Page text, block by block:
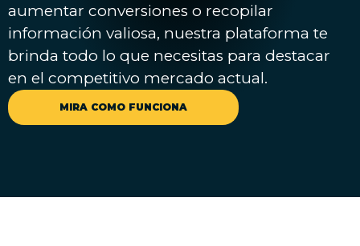
aumentar conversiones o recopilar
información valiosa, nuestra plataforma te
brinda todo lo que necesitas para destacar
en el competitivo mercado actual.
MIRA COMO FUNCIONA